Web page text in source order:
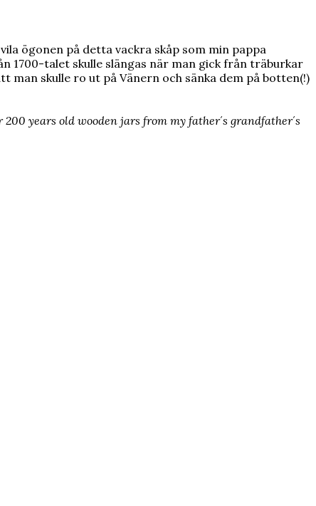
ögonen på detta vackra skåp som min pappa
1700-talet skulle slängas när man gick från träburkar
skulle ro ut på Vänern och sänka dem på botten(!)
years old wooden jars from my father´s grandfather´s